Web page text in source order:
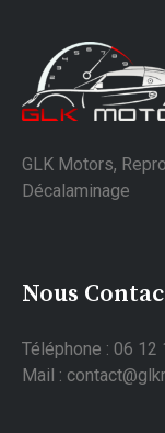
GLK Motors,
Décalaminage
Nous
Téléphone : 06 12
Mail :